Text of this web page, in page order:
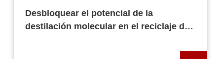
Desbloquear el potencial de la
destilación molecular en el reciclaje de